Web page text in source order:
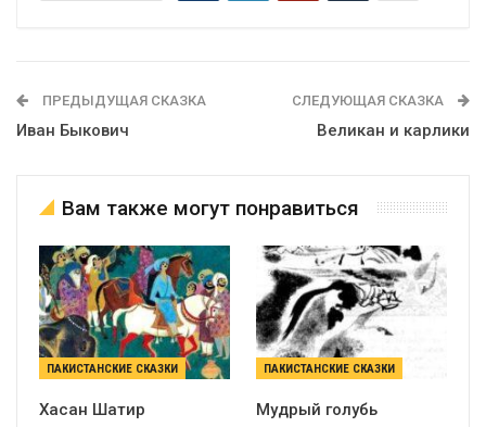
ПРЕДЫДУЩАЯ СКАЗКА
Иван Быкович
СЛЕДУЮЩАЯ СКАЗКА
Великан и карлики
Вам также могут понравиться
ПАКИСТАНСКИЕ СКАЗКИ
Хасан Шатир
ПАКИСТАНСКИЕ СКАЗКИ
Мудрый голубь